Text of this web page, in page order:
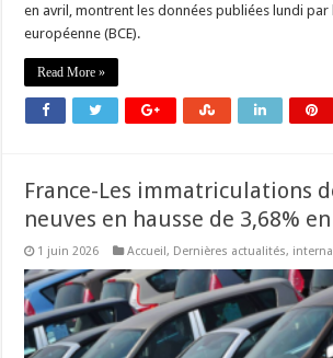
en avril, montrent les données publiées lundi par
européenne (BCE).
Read More »
France-Les immatriculations
neuves en hausse de 3,68%
1 juin 2026 Accueil, Dernières actualités,